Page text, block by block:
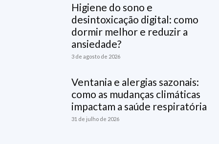
Higiene do sono e
desintoxicação digital: como
dormir melhor e reduzir a
ansiedade?
3 de agosto de 2026
Ventania e alergias sazonais:
como as mudanças climáticas
impactam a saúde respiratória
31 de julho de 2026